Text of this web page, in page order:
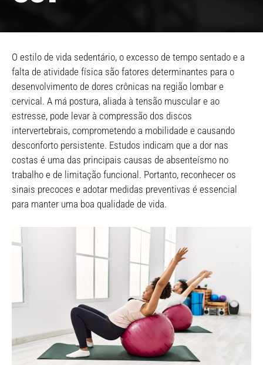
O estilo de vida sedentário, o excesso de tempo sentado e a
falta de atividade física são fatores determinantes para o
desenvolvimento de dores crônicas na região lombar e
cervical. A má postura, aliada à tensão muscular e ao
estresse, pode levar à compressão dos discos
intervertebrais, comprometendo a mobilidade e causando
desconforto persistente. Estudos indicam que a dor nas
costas é uma das principais causas de absenteísmo no
trabalho e de limitação funcional. Portanto, reconhecer os
sinais precoces e adotar medidas preventivas é essencial
para manter uma boa qualidade de vida.